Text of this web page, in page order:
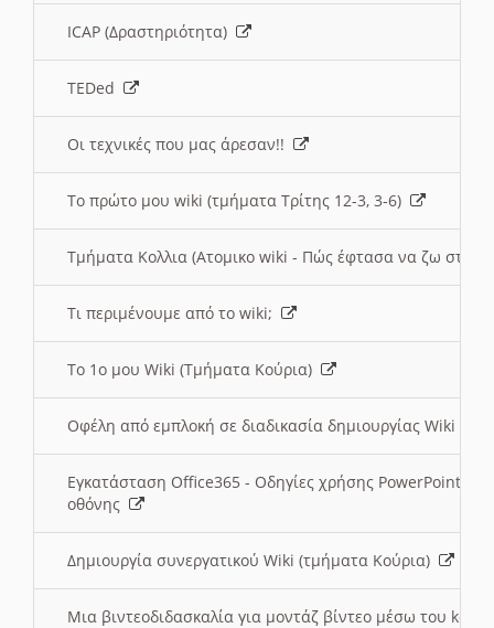
ICAP (Δραστηριότητα)
TEDed
Οι τεχνικές που μας άρεσαν!!
Το πρώτο μου wiki (τμήματα Τρίτης 12-3, 3-6)
Τμήματα Κολλια (Ατομικο wiki - Πώς έφτασα να ζω στην
Τι περιμένουμε από το wiki;
Το 1ο μου Wiki (Τμήματα Κούρια)
Οφέλη από εμπλοκή σε διαδικασία δημιουργίας Wiki
Εγκατάσταση Office365 - Οδηγίες χρήσης PowerPoint
οθόνης
Δημιουργία συνεργατικού Wiki (τμήματα Κούρια)
Μια βιντεοδιδασκαλία για μοντάζ βίντεο μέσω του